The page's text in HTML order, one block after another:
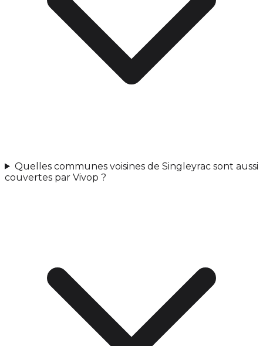
Quelles communes voisines de Singleyrac sont aussi
couvertes par Vivop ?